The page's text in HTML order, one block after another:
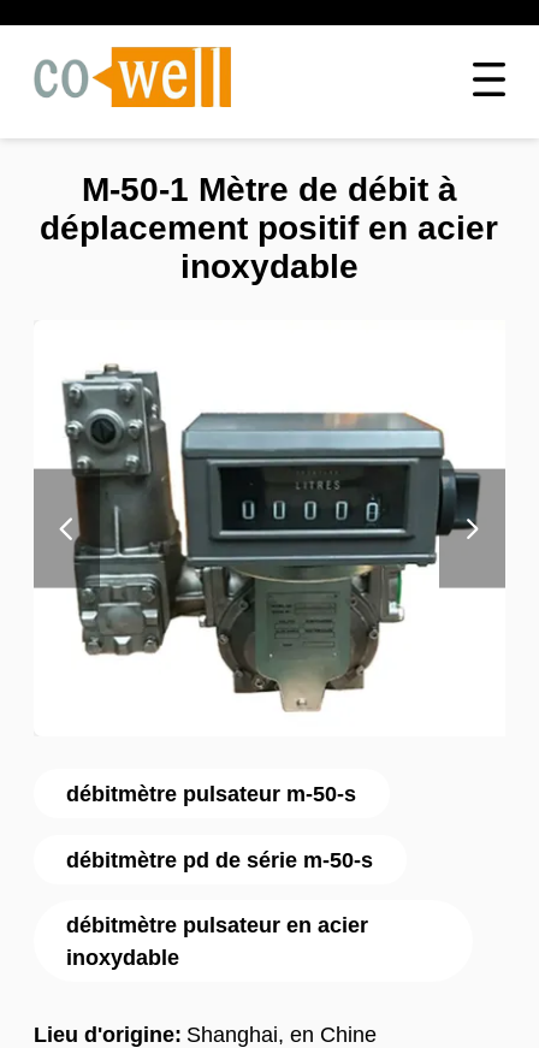
débitmètre pulsateur m-50-s
débitmètre pd de série m-50-s
débitmètre pulsateur en acier
inoxydable
Lieu d'origine: Shanghai, en Chine
M-50-1 Mètre de débit à
déplacement positif en acier
inoxydable